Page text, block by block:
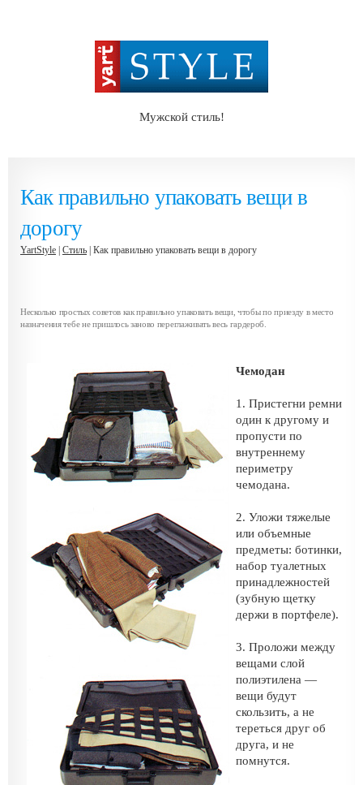
Мужской стиль!
Как правильно упаковать вещи в
дорогу
YartStyle Стиль | Как правильно упаковать вещи в дорогу
Несколько простых советов как правильно упаковать вещи, чтобы по приезду в место
назначения тебе не пришлось заново переглаживать весь гардероб.
Чемодан
1. Пристегни ремни
один к другому и
пропусти по
внутреннему
периметру
чемодана.
2. Уложи тяжелые
или объемные
предметы: ботинки,
набор туалетных
принадлежностей
(зубную щетку
держи в портфеле).
3. Проложи между
вещами слой
полиэтилена —
вещи будут
скользить, а не
тереться друг об
друга, и не
помнутся.